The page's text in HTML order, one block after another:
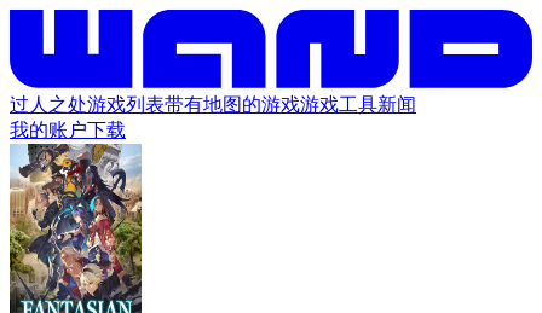
过人之处游戏列表带有地图的游戏游戏工具新闻
我的账户下载